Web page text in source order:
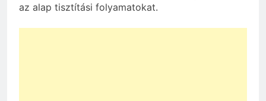
az alap tisztítási folyamatokat.